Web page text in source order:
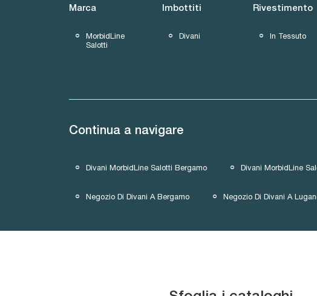
Marca
MorbidLine
Salotti
Imbottiti
Divani
Rivestimento
In Tessuto
Continua a navigare
Divani MorbidLine Salotti Bergamo Divani MorbidLine
Negozio Di Divani A Bergamo Negozio Di Divani A